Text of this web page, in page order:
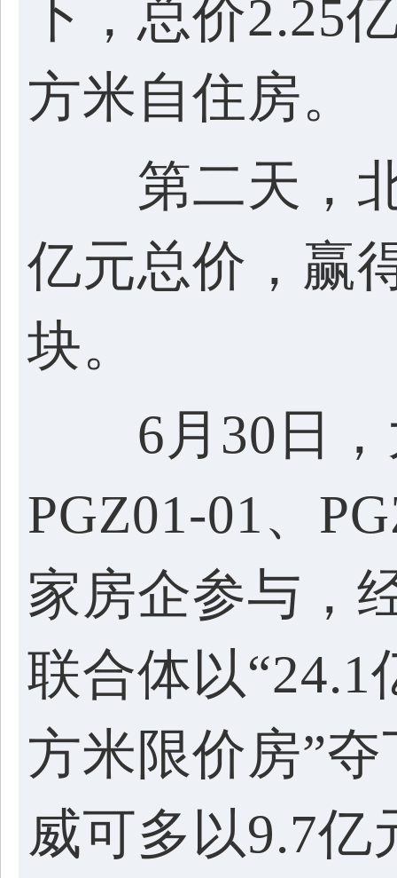
下，总价2.25
方米自住房。
第二天，北
亿元总价，赢
块。
6月30日，
PGZ01-01、
家房企参与，
联合体以“24.1
方米限价房”
威可多以9.7